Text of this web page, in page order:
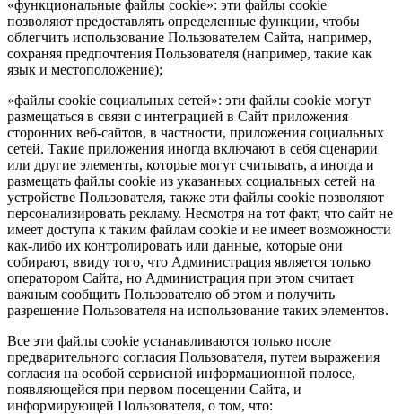
«функциональные файлы cookie»: эти файлы cookie
позволяют предоставлять определенные функции, чтобы
облегчить использование Пользователем Сайта, например,
сохраняя предпочтения Пользователя (например, такие как
язык и местоположение);
«файлы cookie социальных сетей»: эти файлы cookie могут
размещаться в связи с интеграцией в Сайт приложения
сторонних веб-сайтов, в частности, приложения социальных
сетей. Такие приложения иногда включают в себя сценарии
или другие элементы, которые могут считывать, а иногда и
размещать файлы cookie из указанных социальных сетей на
устройстве Пользователя, также эти файлы cookie позволяют
персонализировать рекламу. Несмотря на тот факт, что сайт не
имеет доступа к таким файлам cookie и не имеет возможности
как-либо их контролировать или данные, которые они
собирают, ввиду того, что Администрация является только
оператором Сайта, но Администрация при этом считает
важным сообщить Пользователю об этом и получить
разрешение Пользователя на использование таких элементов.
Все эти файлы cookie устанавливаются только после
предварительного согласия Пользователя, путем выражения
согласия на особой сервисной информационной полосе,
появляющейся при первом посещении Сайта, и
информирующей Пользователя, о том, что: